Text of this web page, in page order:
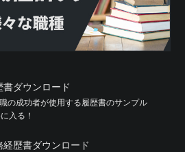
書ダウンロード
の成功者が使用する履歴書のサンプル
入る！
経歴書ダウンロード